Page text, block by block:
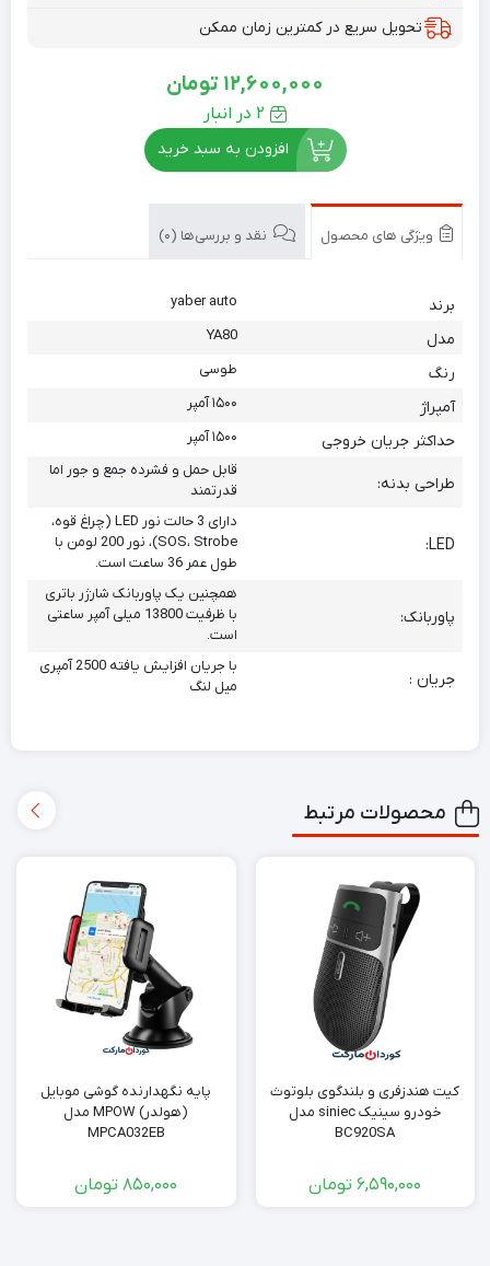
تحویل سریع در کمترین زمان ممکن
12,600,000 تومان
2 در انبار
افزودن به سبد خرید
ویژگی های محصول نقد و بررسی‌ها (0)
برند yaber auto
مدل YA80
رنگ طوسی
آمپراژ ۱۵۰۰ آمپر
حداکثر جریان خروجی ۱۵۰۰ آمپر
طراحی بدنه:
قابل حمل و فشرده جمع و جور اما
قدرتمند
LED:
دارای 3 حالت نور LED (چراغ قوه،
SOS، Strobe)، نور 200 لومن با
طول عمر 36 ساعت است.
پاوربانک:
همچنین یک پاوربانک شارژر باتری
با ظرفیت 13800 میلی آمپر ساعتی
است.
جریان :
با جریان افزایش یافته 2500 آمپری
میل لنگ
محصولات مرتبط
کیت هندزفری و بلندگوی بلوتوث
خودرو سینیک siniec مدل
BC920SA
6,590,000 تومان
پایه نگهدارنده گوشی موبایل
(هولدر) MPOW مدل
MPCA032EB
850,000 تومان